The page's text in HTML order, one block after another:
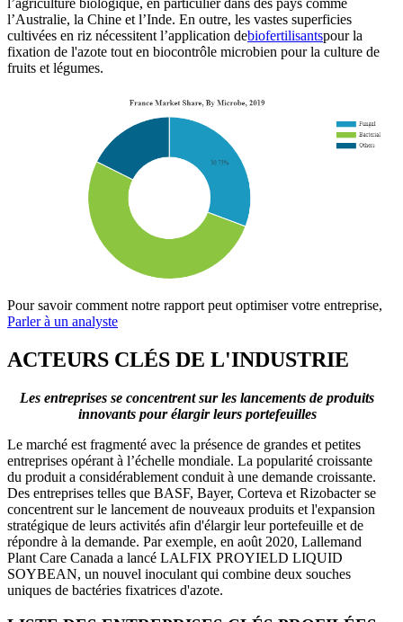
l’Australie, la Chine et l’Inde. En outre, les vastes superficies
cultivées en riz nécessitent l’application debiofertilisantspour la
fixation de l'azote tout en biocontrôle microbien pour la culture de
fruits et légumes.
Pour savoir comment notre rapport peut optimiser votre entreprise,
Parler à un analyste
ACTEURS CLÉS DE L'INDUSTRIE
Les entreprises se concentrent sur les lancements de produits
innovants pour élargir leurs portefeuilles
Le marché est fragmenté avec la présence de grandes et petites
entreprises opérant à l’échelle mondiale. La popularité croissante
du produit a considérablement conduit à une demande croissante.
Des entreprises telles que BASF, Bayer, Corteva et Rizobacter se
concentrent sur le lancement de nouveaux produits et l'expansion
stratégique de leurs activités afin d'élargir leur portefeuille et de
répondre à la demande. Par exemple, en août 2020, Lallemand
Plant Care Canada a lancé LALFIX PROYIELD LIQUID
SOYBEAN, un nouvel inoculant qui combine deux souches
uniques de bactéries fixatrices d'azote.